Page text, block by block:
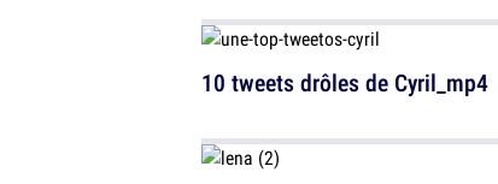
10 tweets drôles de Cyril_mp4